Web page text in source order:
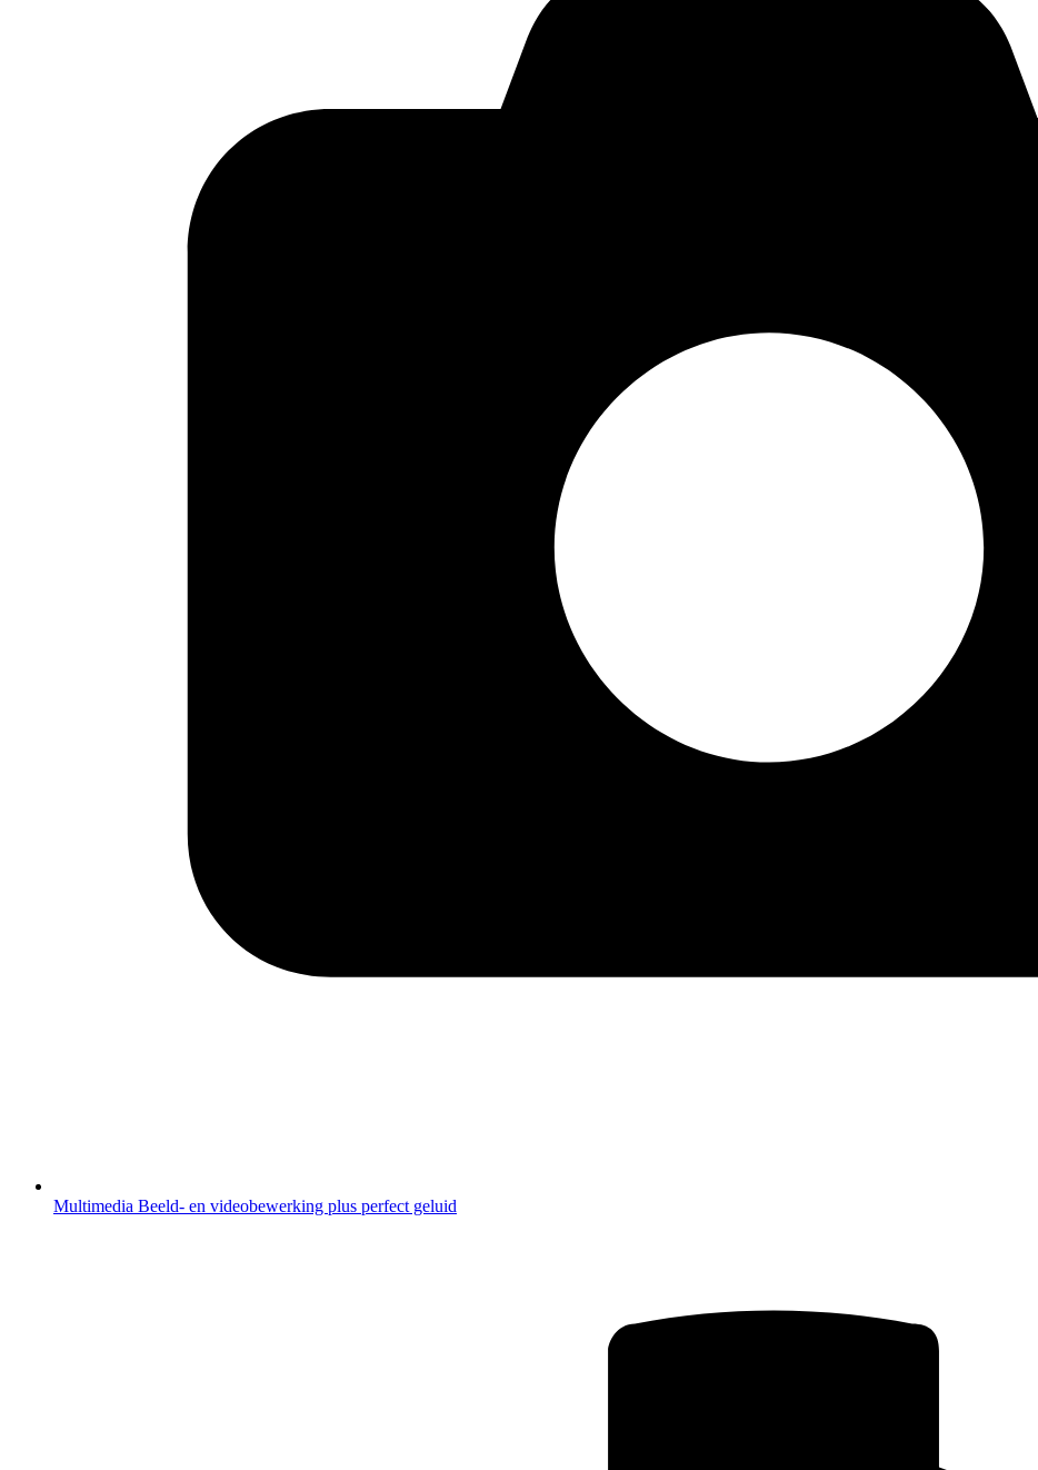
Multimedia Beeld- en videobewerking plus perfect geluid